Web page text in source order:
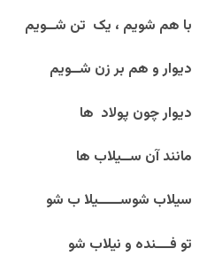
با هم شویم ، یک تن شــویم
دیوار و هم بر زن شــویم
دیوار چون پولاد ها
مانند آن ســیلاب ها
سیلاب شوســـــیلا ب شو
تو فـــنده و نیلاب شو